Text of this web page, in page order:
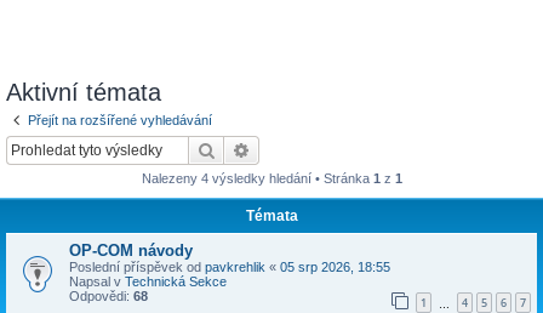
Aktivní témata
Přejít na rozšířené vyhledávání
Hledat
Nalezeny 4 výsledky hledání • Stránka 1 z 1
Témata
OP-COM návody
Poslední příspěvek od pavkrehlik « 05 srp 2026, 18:55
Napsal v Technická Sekce
Odpovědi: 68 1 4 5 6 7